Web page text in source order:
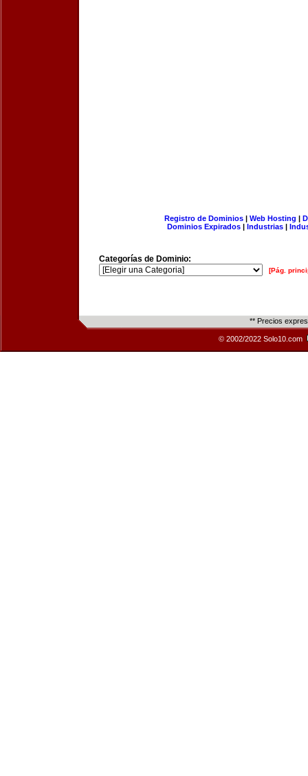
Registro de Dominios| Web Hosting |
Dominios Expirados | Industrias |
Categorías de Dominio:
[Pág.
** Precios
© 2002/2022 Solo10.com